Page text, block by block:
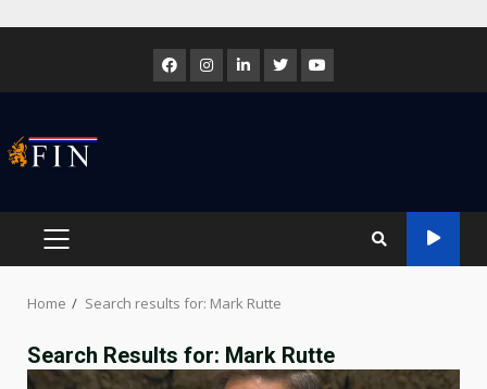
content
FacebookInstagram
LinkedInTwitterYoutube
PRIMARY
Home Search results for: Mark Rutte
Search Results for: Mark Rutte